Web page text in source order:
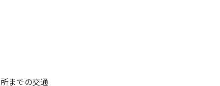
までの交通